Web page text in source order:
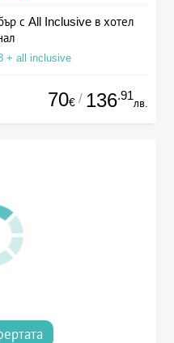
с All Inclusive в хотел
+ all inclusive
70€ / 136.91
лв.